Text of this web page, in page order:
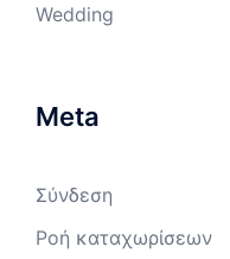
Wedding
Meta
Σύνδεση
Ροή καταχωρίσεων